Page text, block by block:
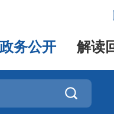
政务公开 解读
